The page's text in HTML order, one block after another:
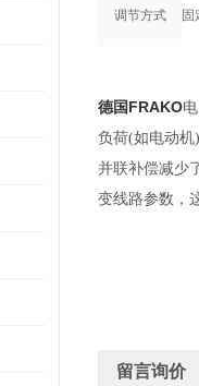
调节方式 固
德国FRAKO
负荷(如电动机
并联补偿减少
变线路参数，
留言询价